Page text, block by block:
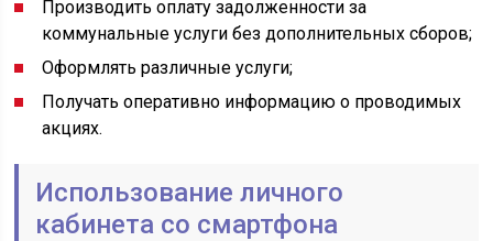
Производить оплату задолженности за
коммунальные услуги без дополнительных сборов;
Оформлять различные услуги;
Получать оперативно информацию о проводимых
акциях.
Использование личного
кабинета со смартфона